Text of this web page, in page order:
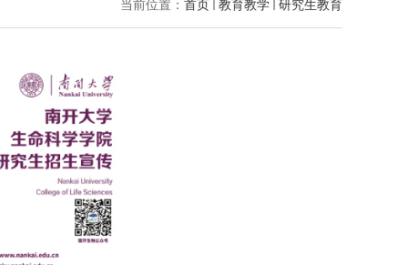
当前位置： 首页 教育教学 研究生教育